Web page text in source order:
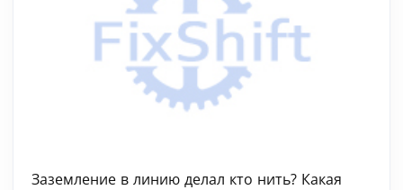
Заземление в линию делал кто нить? Какая